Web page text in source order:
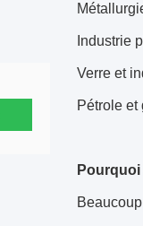
Industrie
Verre et
Pétrole et